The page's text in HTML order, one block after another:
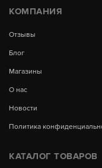
КОМПАНИЯ
Отзывы
Блог
Магазины
О нас
Новости
Политика
КАТАЛОГ ТОВАРОВ